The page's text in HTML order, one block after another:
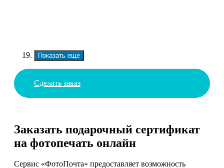
Показать еще
Сделать заказ
Заказать подарочный сертификат
на фотопечать онлайн
Сервис «ФотоПочта» предоставляет возможность